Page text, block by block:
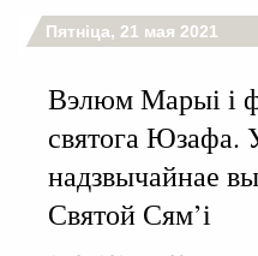
Пятніца, 21 мая 2021
Вэлюм Марыі і
святога Юзафа.
надзвычайнае
Святой Сям’і